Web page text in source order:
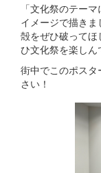
「文化祭のテー
イメージで描き
殻をぜひ破って
ひ文化祭を楽しん
街中でこのポス
さい！